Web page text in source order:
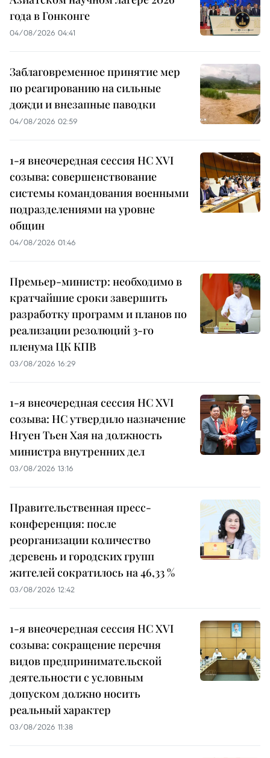
года в Гонконге
04/08/2026 04:41
Заблаговременное принятие мер
по реагированию на сильные
дожди и внезапные паводки
04/08/2026 02:59
1-я внеочередная сессия НС XVI
созыва: совершенствование
системы командования военными
подразделениями на уровне
общин
04/08/2026 01:46
Премьер-министр: необходимо в
кратчайшие сроки завершить
разработку программ и планов по
реализации резолюций 3-го
пленума ЦК КПВ
03/08/2026 16:29
1-я внеочередная сессия НС XVI
созыва: НС утвердило назначение
Нгуен Тьен Хая на должность
министра внутренних дел
03/08/2026 13:16
Правительственная пресс-
конференция: после
реорганизации количество
деревень и городских групп
жителей сократилось на 46,33 %
03/08/2026 12:42
1-я внеочередная сессия НС XVI
созыва: сокращение перечня
видов предпринимательской
деятельности с условным
допуском должно носить
реальный характер
03/08/2026 11:38